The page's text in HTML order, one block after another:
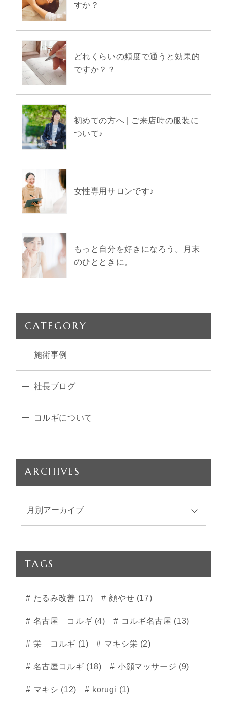
すか？
どれくらいの頻度で通うと効果的
ですか？？
初めての方へ | ご来店時の服装に
ついて♪
女性専用サロンです♪
もっと自分を好きになろう。月末
のひとときに。
CATEGORY
施術事例
社長ブログ
コルギについて
ARCHIVES
TAGS
たるみ改善 (17) 顔やせ (17)
名古屋 コルギ (4) コルギ名古屋 (13)
栄 コルギ (1) マキシ栄 (2)
名古屋コルギ (18) 小顔マッサージ (9)
マキシ (12) korugi (1)